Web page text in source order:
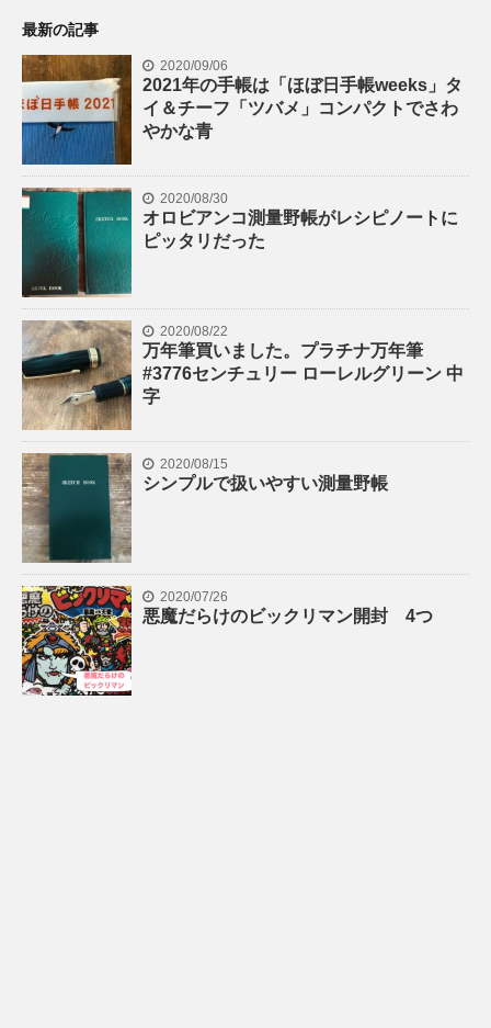
最新の記事
2020/09/06
2021年の手帳は「ほぼ日手帳weeks」タ
イ＆チーフ「ツバメ」コンパクトでさわ
やかな青
2020/08/30
オロビアンコ測量野帳がレシピノートに
ピッタリだった
2020/08/22
万年筆買いました。プラチナ万年筆
#3776センチュリー ローレルグリーン 中
字
2020/08/15
シンプルで扱いやすい測量野帳
2020/07/26
悪魔だらけのビックリマン開封 4つ